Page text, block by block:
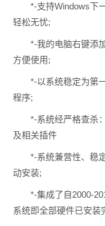
*-支持Windows下一
轻松无忧;
*-我的电脑右键添加“
方便使用;
*-以系统稳定为第一
程序;
*-系统经严格查杀：
及相关插件
*-系统兼营性、稳定
动安装;
*-集成了自2000-
系统即全部硬件已安装